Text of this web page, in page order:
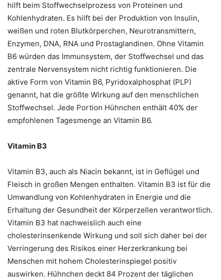
hilft beim Stoffwechselprozess von Proteinen und
Kohlenhydraten. Es hilft bei der Produktion von Insulin,
weißen und roten Blutkörperchen, Neurotransmittern,
Enzymen, DNA, RNA und Prostaglandinen. Ohne Vitamin
B6 würden das Immunsystem, der Stoffwechsel und das
zentrale Nervensystem nicht richtig funktionieren. Die
aktive Form von Vitamin B6, Pyridoxalphosphat (PLP)
genannt, hat die größte Wirkung auf den menschlichen
Stoffwechsel. Jede Portion Hühnchen enthält 40% der
empfohlenen Tagesmenge an Vitamin B6.
Vitamin B3
Vitamin B3, auch als Niacin bekannt, ist in Geflügel und
Fleisch in großen Mengen enthalten. Vitamin B3 ist für die
Umwandlung von Kohlenhydraten in Energie und die
Erhaltung der Gesundheit der Körperzellen verantwortlich.
Vitamin B3 hat nachweislich auch eine
cholesterinsenkende Wirkung und soll sich daher bei der
Verringerung des Risikos einer Herzerkrankung bei
Menschen mit hohem Cholesterinspiegel positiv
auswirken. Hühnchen deckt 84 Prozent der täglichen